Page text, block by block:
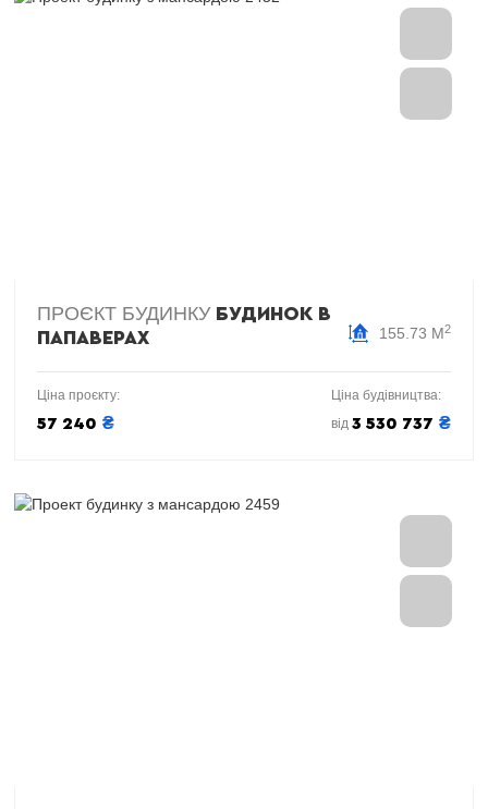
ПРОЄКТ БУДИНКУ БУДИНОК В
ПАПАВЕРАХ
155.73 М2
Ціна проєкту:
57 240 ₴
Ціна будівництва:
від 3 530 737 ₴